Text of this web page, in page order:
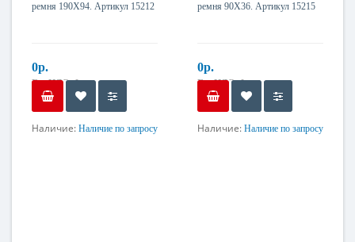
ремня 190X94. Артикул 15212
0р.
Без НДС: 0р.
Наличие: Наличие по запросу
ремня 90X36. Артикул 15215
0р.
Без НДС: 0р.
Наличие: Наличие по запросу